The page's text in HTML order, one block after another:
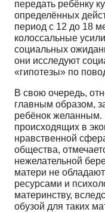
передать ребёнку
определённых
период с 12 до 18
колоссальные
социальных
они исследуют
«гипотезы» по
В свою очередь,
главным образом,
ребёнок желанным.
происходящих в
нравственной
общества,
нежелательной
матери не
ресурсами и
материнству,
обузой для таких